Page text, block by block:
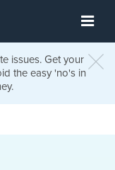
issues. Get your
the easy 'no's in